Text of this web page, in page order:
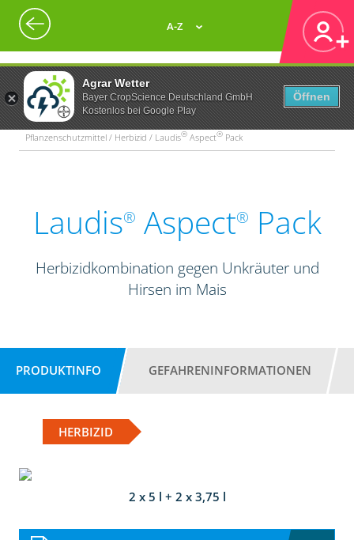
Agrar Wetter
Bayer CropScience Deutschland GmbH
Kostenlos bei Google Play
Öffnen
A-Z
Pflanzenschutzmittel / Herbizid / Laudis® Aspect® Pack
Laudis® Aspect® Pack
Herbizidkombination gegen Unkräuter und
Hirsen im Mais
PRODUKTINFO GEFAHRENINFORMATIONEN
HERBIZID
2 x 5 l + 2 x 3,75 l